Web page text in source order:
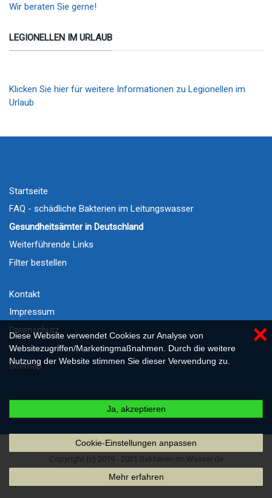
Wir beraten Sie gerne!
LEGIONELLEN IM URLAUB
Klicken Sie hier für weitere Informationen zu Legionellen im
Urlaub
Startseite
FAQ - schädliche Bakterien im Leitungswasser
Gesundheitsämter in Deutschland
Weiterführende Links
Filter bestellen
Kontakt
Impressum
Datenschutz
Sitemap
Copyright (c) 2019 - 2025 Bakterien-im-Wasser.de
×
Diese Website verwendet Cookies zur Analyse von
Websitezugriffen/Marketingmaßnahmen. Durch die weitere
Nutzung der Website stimmen Sie dieser Verwendung zu.
Ja, akzeptieren
Cookie-Einstellungen anpassen
Mehr erfahren